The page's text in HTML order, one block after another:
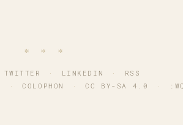
∗ ∗ ∗
TWITTER · LINKEDIN ·
RSS
· COLOPHON · CC BY-SA 4.0 · :WQ